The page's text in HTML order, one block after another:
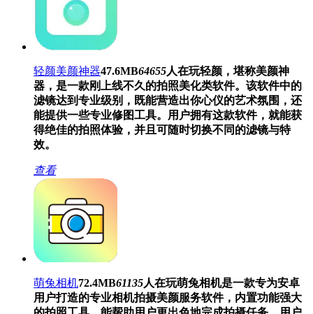
轻颜美颜神器47.6MB64655人在玩轻颜，堪称美颜神
器，是一款刚上线不久的拍照美化类软件。该软件中的
滤镜达到专业级别，既能营造出你心仪的艺术氛围，还
能提供一些专业修图工具。用户拥有这款软件，就能获
得绝佳的拍照体验，并且可随时切换不同的滤镜与特
效。
查看
萌兔相机72.4MB61135人在玩萌兔相机是一款专为安卓
用户打造的专业相机拍摄美颜服务软件，内置功能强大